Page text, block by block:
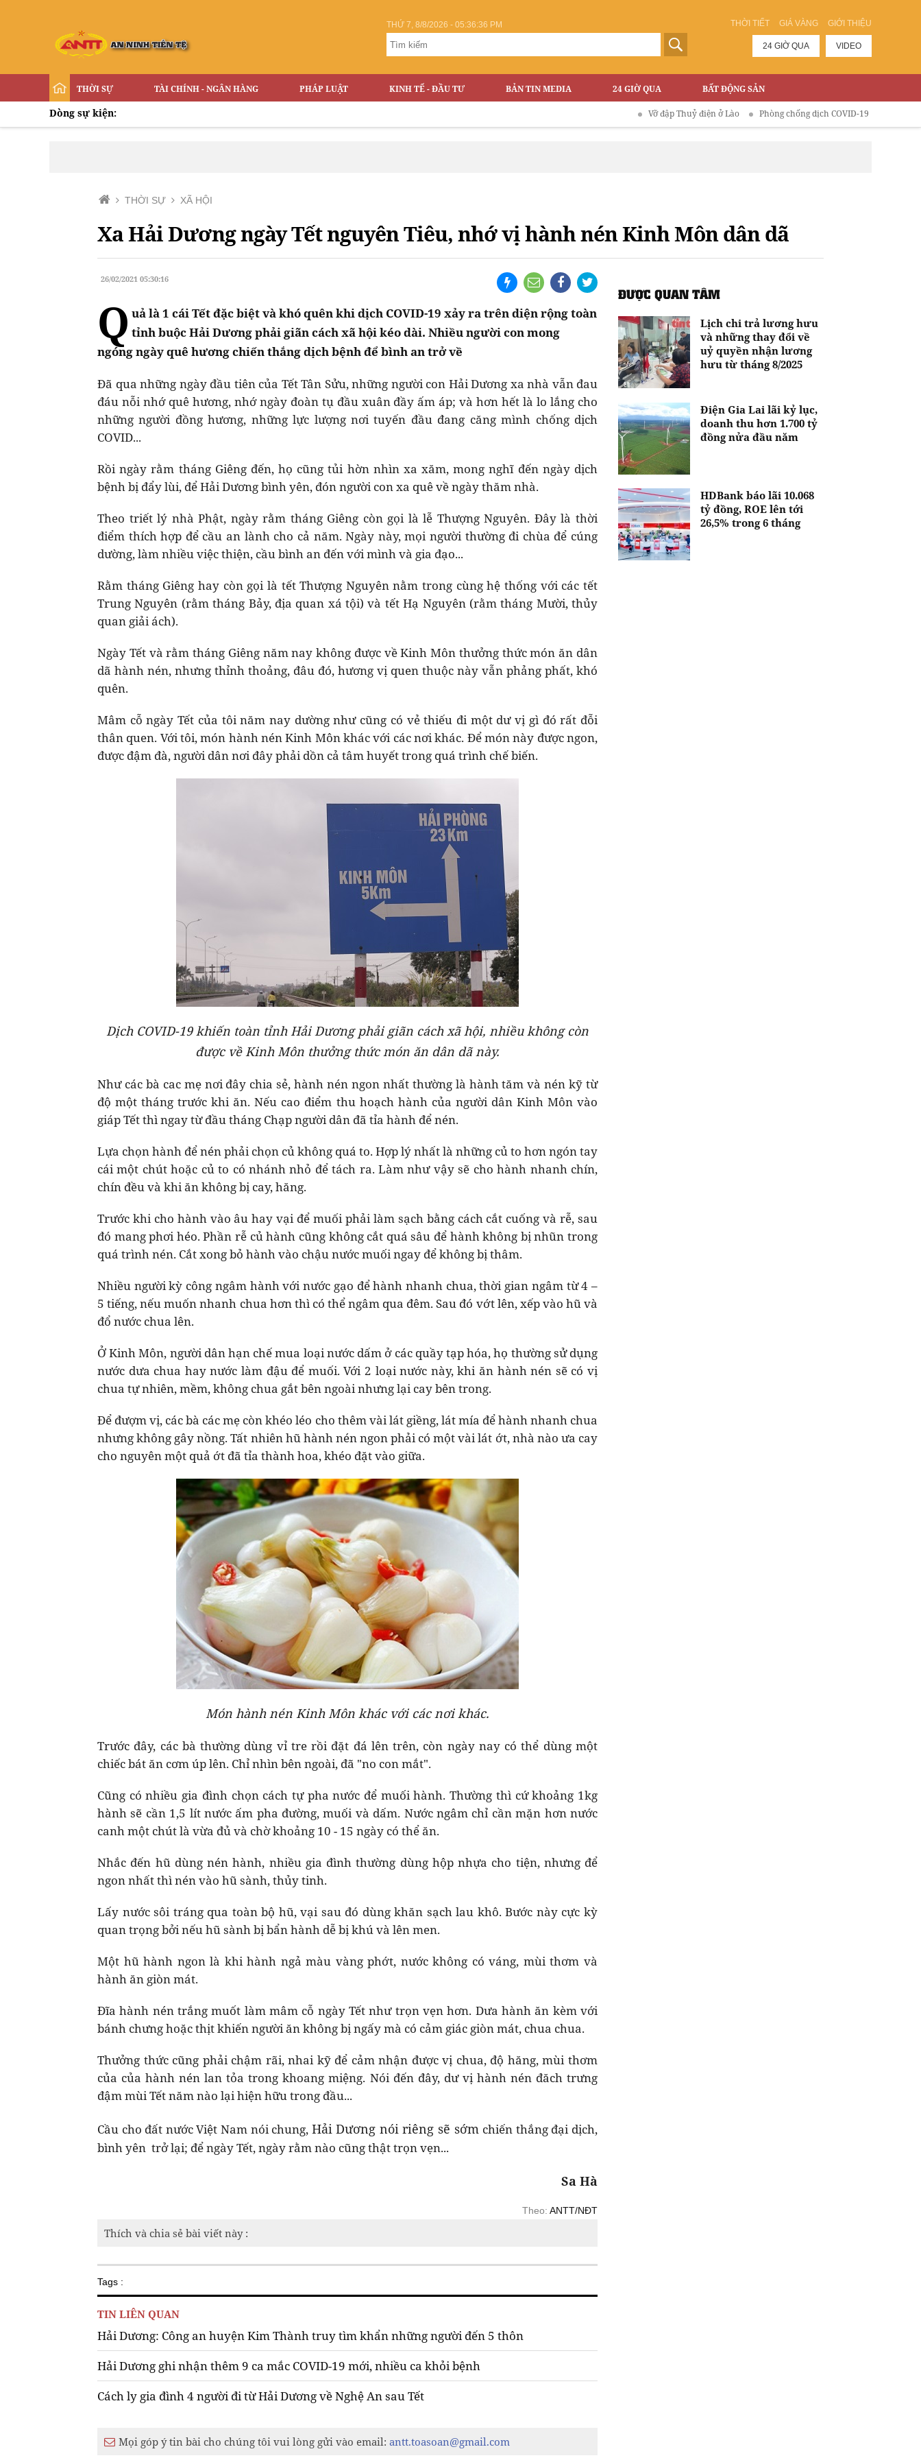
THỜI TIẾT GIÁ VÀNG GIỚI THIỆU
THỨ 7, 8/8/2026 - 05:36:37 PM
24 GIỜ QUA VIDEO
THỜI SỰ TÀI CHÍNH - NGÂN HÀNG PHÁP LUẬT KINH TẾ - ĐẦU TƯ BẢN TIN MEDIA 24 GIỜ QUA BẤT ĐỘNG SẢN
Dòng sự kiện: Vỡ đập Thuỷ điện ở Lào Phòng chống dịch COVID-19
THỜI SỰ XÃ HỘI
Xa Hải Dương ngày Tết nguyên Tiêu, nhớ vị hành nén Kinh Môn dân dã
26/02/2021 05:30:16
Q uả là 1 cái Tết đặc biệt và khó quên khi dịch COVID-19 xảy ra trên diện rộng toàn
tỉnh buộc Hải Dương phải giãn cách xã hội kéo dài. Nhiều người con mong
ngóng ngày quê hương chiến thắng dịch bệnh để bình an trở về
Đã qua những ngày đầu tiên của Tết Tân Sửu, những người con Hải Dương xa nhà vẫn đau
đáu nỗi nhớ quê hương, nhớ ngày đoàn tụ đầu xuân đầy ấm áp; và hơn hết là lo lắng cho
những người đồng hương, những lực lượng nơi tuyến đầu đang căng mình chống dịch
COVID...
Rồi ngày rằm tháng Giêng đến, họ cũng tủi hờn nhìn xa xăm, mong nghĩ đến ngày dịch
bệnh bị đẩy lùi, để Hải Dương bình yên, đón người con xa quê về ngày thăm nhà.
Theo triết lý nhà Phật, ngày rằm tháng Giêng còn gọi là lễ Thượng Nguyên. Đây là thời
điểm thích hợp để cầu an lành cho cả năm. Ngày này, mọi người thường đi chùa để cúng
dường, làm nhiều việc thiện, cầu bình an đến với mình và gia đạo...
Rằm tháng Giêng hay còn gọi là tết Thượng Nguyên nằm trong cùng hệ thống với các tết
Trung Nguyên (rằm tháng Bảy, địa quan xá tội) và tết Hạ Nguyên (rằm tháng Mười, thủy
quan giải ách).
Ngày Tết và rằm tháng Giêng năm nay không được về Kinh Môn thưởng thức món ăn dân
dã hành nén, nhưng thỉnh thoảng, đâu đó, hương vị quen thuộc này vẫn phảng phất, khó
quên.
Mâm cỗ ngày Tết của tôi năm nay dường như cũng có vẻ thiếu đi một dư vị gì đó rất đỗi
thân quen. Với tôi, món hành nén Kinh Môn khác với các nơi khác. Để món này được ngon,
được đậm đà, người dân nơi đây phải dồn cả tâm huyết trong quá trình chế biến.
Dịch COVID-19 khiến toàn tỉnh Hải Dương phải giãn cách xã hội, nhiều không còn
được về Kinh Môn thưởng thức món ăn dân dã này.
Như các bà cac mẹ nơi đây chia sẻ, hành nén ngon nhất thường là hành tăm và nén kỹ từ
độ một tháng trước khi ăn. Nếu cao điểm thu hoạch hành của người dân Kinh Môn vào
giáp Tết thì ngay từ đầu tháng Chạp người dân đã tỉa hành để nén.
Lựa chọn hành để nén phải chọn củ không quá to. Hợp lý nhất là những củ to hơn ngón tay
cái một chút hoặc củ to có nhánh nhỏ để tách ra. Làm như vậy sẽ cho hành nhanh chín,
chín đều và khi ăn không bị cay, hăng.
Trước khi cho hành vào âu hay vại để muối phải làm sạch bằng cách cắt cuống và rễ, sau
đó mang phơi héo. Phần rễ củ hành cũng không cắt quá sâu để hành không bị nhũn trong
quá trình nén. Cắt xong bỏ hành vào chậu nước muối ngay để không bị thâm.
Nhiều người kỳ công ngâm hành với nước gạo để hành nhanh chua, thời gian ngâm từ 4 –
5 tiếng, nếu muốn nhanh chua hơn thì có thể ngâm qua đêm. Sau đó vớt lên, xếp vào hũ và
đổ nước chua lên.
Ở Kinh Môn, người dân hạn chế mua loại nước dấm ở các quầy tạp hóa, họ thường sử dụng
nước dưa chua hay nước làm đậu để muối. Với 2 loại nước này, khi ăn hành nén sẽ có vị
chua tự nhiên, mềm, không chua gắt bên ngoài nhưng lại cay bên trong.
Để đượm vị, các bà các mẹ còn khéo léo cho thêm vài lát giềng, lát mía để hành nhanh chua
nhưng không gây nồng. Tất nhiên hũ hành nén ngon phải có một vài lát ớt, nhà nào ưa cay
cho nguyên một quả ớt đã tỉa thành hoa, khéo đặt vào giữa.
Món hành nén Kinh Môn khác với các nơi khác.
Trước đây, các bà thường dùng vỉ tre rồi đặt đá lên trên, còn ngày nay có thể dùng một
chiếc bát ăn cơm úp lên. Chỉ nhìn bên ngoài, đã "no con mắt".
Cũng có nhiều gia đình chọn cách tự pha nước để muối hành. Thường thì cứ khoảng 1kg
hành sẽ cần 1,5 lít nước ấm pha đường, muối và dấm. Nước ngâm chỉ cần mặn hơn nước
canh một chút là vừa đủ và chờ khoảng 10 - 15 ngày có thể ăn.
Nhắc đến hũ dùng nén hành, nhiều gia đình thường dùng hộp nhựa cho tiện, nhưng để
ngon nhất thì nén vào hũ sành, thủy tinh.
Lấy nước sôi tráng qua toàn bộ hũ, vại sau đó dùng khăn sạch lau khô. Bước này cực kỳ
quan trọng bởi nếu hũ sành bị bẩn hành dễ bị khú và lên men.
Một hũ hành ngon là khi hành ngả màu vàng phớt, nước không có váng, mùi thơm và
hành ăn giòn mát.
Đĩa hành nén trắng muốt làm mâm cỗ ngày Tết như trọn vẹn hơn. Dưa hành ăn kèm với
bánh chưng hoặc thịt khiến người ăn không bị ngấy mà có cảm giác giòn mát, chua chua.
Thưởng thức cũng phải chậm rãi, nhai kỹ để cảm nhận được vị chua, độ hăng, mùi thơm
của của hành nén lan tỏa trong khoang miệng. Nói đến đây, dư vị hành nén đăch trưng
đậm mùi Tết năm nào lại hiện hữu trong đầu...
Cầu cho đất nước Việt Nam nói chung, Hải Dương nói riêng sẽ sớm chiến thắng đại dịch,
bình yên trở lại; để ngày Tết, ngày rằm nào cũng thật trọn vẹn...
Sa Hà
Theo: ANTT/NĐT
Thích và chia sẻ bài viết này :
Tags :
TIN LIÊN QUAN
Hải Dương: Công an huyện Kim Thành truy tìm khẩn những người đến 5 thôn
Hải Dương ghi nhận thêm 9 ca mắc COVID-19 mới, nhiều ca khỏi bệnh
Cách ly gia đình 4 người đi từ Hải Dương về Nghệ An sau Tết
Mọi góp ý tin bài cho chúng tôi vui lòng gửi vào email: antt.toasoan@gmail.com
ĐƯỢC QUAN TÂM
Lịch chi trả lương hưu
và những thay đổi về
uỷ quyền nhận lương
hưu từ tháng 8/2025
Điện Gia Lai lãi kỷ lục,
doanh thu hơn 1.700 tỷ
đồng nửa đầu năm
HDBank báo lãi 10.068
tỷ đồng, ROE lên tới
26,5% trong 6 tháng